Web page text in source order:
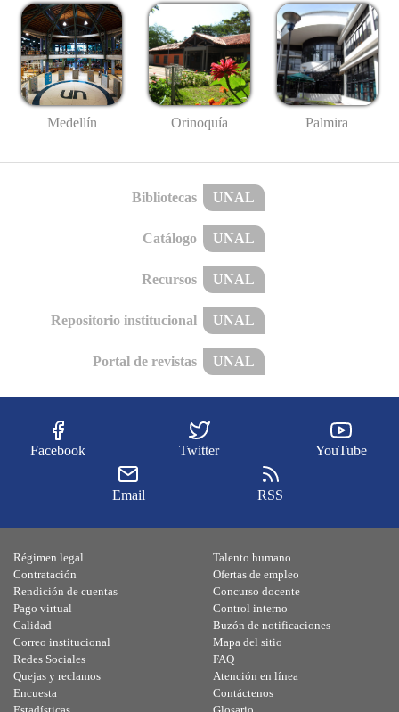
Medellín Orinoquía Palmira
Bibliotecas UNAL
Catálogo UNAL
Recursos UNAL
Repositorio institucional UNAL
Portal de revistas UNAL
Facebook Twitter YouTube
Email RSS
Régimen legal
Contratación
Rendición de cuentas
Pago virtual
Calidad
Talento humano
Ofertas de empleo
Concurso docente
Control interno
Buzón de notificaciones
Correo institucional
Redes Sociales
Quejas y reclamos
Encuesta
Mapa del sitio
FAQ
Atención en línea
Contáctenos